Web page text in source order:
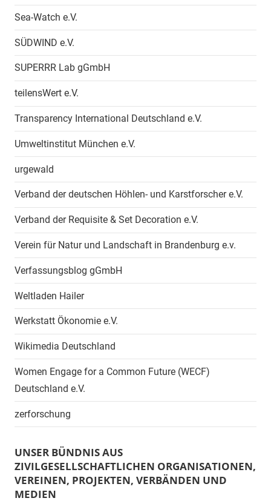
Sea-Watch e.V.
SÜDWIND e.V.
SUPERRR Lab gGmbH
teilensWert e.V.
Transparency International Deutschland e.V.
Umweltinstitut München e.V.
urgewald
Verband der deutschen Höhlen- und Karstforscher e.V.
Verband der Requisite & Set Decoration e.V.
Verein für Natur und Landschaft in Brandenburg e.v.
Verfassungsblog gGmbH
Weltladen Hailer
Werkstatt Ökonomie e.V.
Wikimedia Deutschland
Women Engage for a Common Future (WECF)
Deutschland e.V.
zerforschung
UNSER BÜNDNIS AUS
ZIVILGESELLSCHAFTLICHEN ORGANISATIONEN,
VEREINEN, PROJEKTEN, VERBÄNDEN UND
MEDIEN